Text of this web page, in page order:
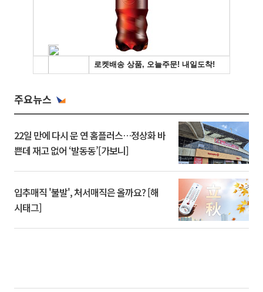
주요뉴스
22일 만에 다시 문 연 홈플러스…정상화 바
쁜데 재고 없어 ‘발동동’[가보니]
입추매직 '불발', 처서매직은 올까요? [해
시태그]